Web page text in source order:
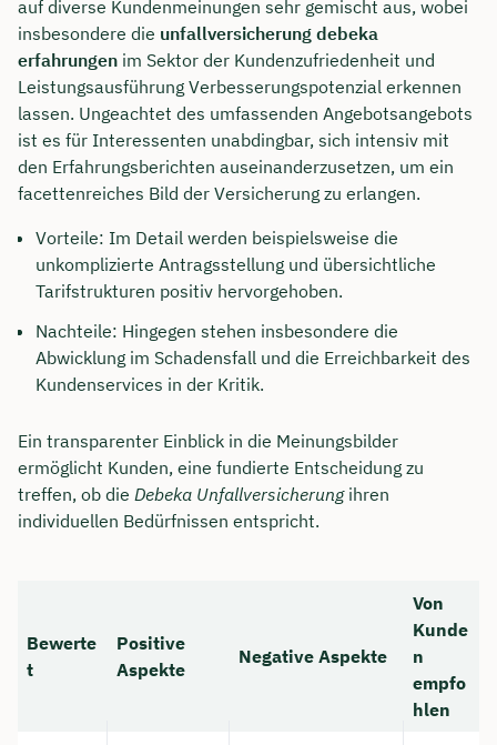
auf diverse Kundenmeinungen sehr gemischt aus, wobei
insbesondere die unfallversicherung debeka
erfahrungen im Sektor der Kundenzufriedenheit und
Leistungsausführung Verbesserungspotenzial erkennen
lassen. Ungeachtet des umfassenden Angebotsangebots
ist es für Interessenten unabdingbar, sich intensiv mit
den Erfahrungsberichten auseinanderzusetzen, um ein
facettenreiches Bild der Versicherung zu erlangen.
Vorteile: Im Detail werden beispielsweise die
unkomplizierte Antragsstellung und übersichtliche
Tarifstrukturen positiv hervorgehoben.
Nachteile: Hingegen stehen insbesondere die
Abwicklung im Schadensfall und die Erreichbarkeit des
Kundenservices in der Kritik.
Ein transparenter Einblick in die Meinungsbilder
ermöglicht Kunden, eine fundierte Entscheidung zu
treffen, ob die Debeka Unfallversicherungihren
individuellen Bedürfnissen entspricht.
Bewerte
t
Positive
Aspekte
Negative Aspekte
Von
Kunde
n
empfo
hlen
Dauer: ca. 30 Minuten
Kostenfrei & unverbindlich
🗓️ Wählen Sie jetzt Ihren Wunschtermin:
Meeting buchen